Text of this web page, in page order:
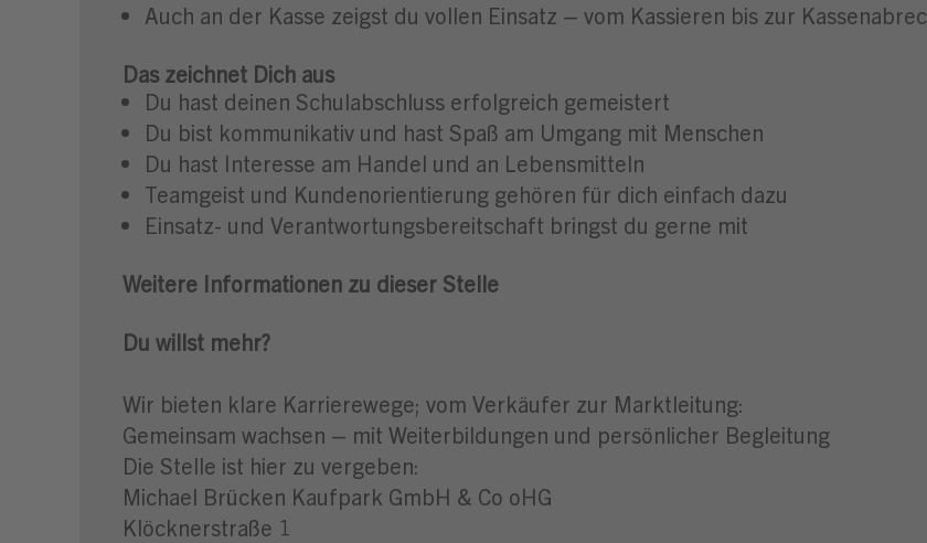
Auch an der Kasse zeigst du vollen Einsatz – vom Kassieren bis zur
Das zeichnet Dich aus
Du hast deinen Schulabschluss erfolgreich gemeistert
Du bist kommunikativ und hast Spaß am Umgang mit Menschen
Du hast Interesse am Handel und an Lebensmitteln
Teamgeist und Kundenorientierung gehören für dich einfach dazu
Einsatz- und Verantwortungsbereitschaft bringst du gerne mit
Weitere Informationen zu dieser Stelle
Du willst mehr?
Wir bieten klare Karrierewege; vom Verkäufer zur Marktleitung:
Gemeinsam wachsen – mit Weiterbildungen und persönlicher Begleitung
Die Stelle ist hier zu vergeben:
Michael Brücken Kaufpark GmbH & Co oHG
Klöcknerstraße 1